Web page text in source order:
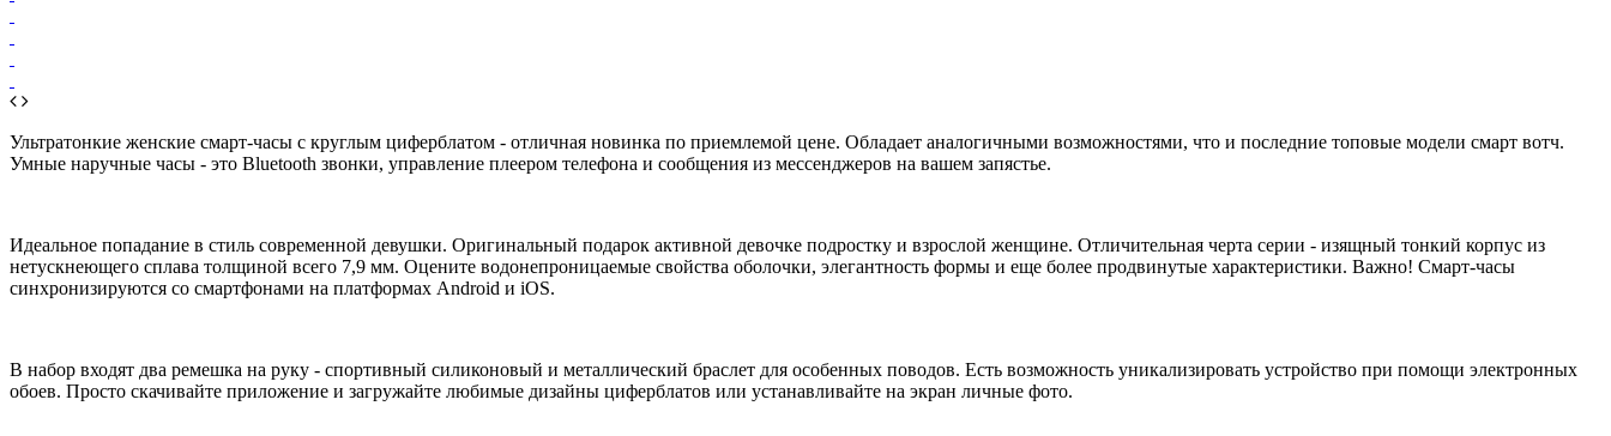
Ультратонкие женские смарт-часы с круглым циферблатом - отличная новинка по приемлемой цене. Обладает аналогичными возможностями, что и последние топовые модели смарт вотч.
Умные наручные часы - это Bluetooth звонки, управление плеером телефона и сообщения из мессенджеров на вашем запястье.
Идеальное попадание в стиль современной девушки. Оригинальный подарок активной девочке подростку и взрослой женщине. Отличительная черта серии - изящный тонкий корпус из
нетускнеющего сплава толщиной всего 7,9 мм. Оцените водонепроницаемые свойства оболочки, элегантность формы и еще более продвинутые характеристики. Важно! Смарт-часы
синхронизируются со смартфонами на платформах Android и iOS.
В набор входят два ремешка на руку - спортивный силиконовый и металлический браслет для особенных поводов. Есть возможность уникализировать устройство при помощи электронных
обоев. Просто скачивайте приложение и загружайте любимые дизайны циферблатов или устанавливайте на экран личные фото.